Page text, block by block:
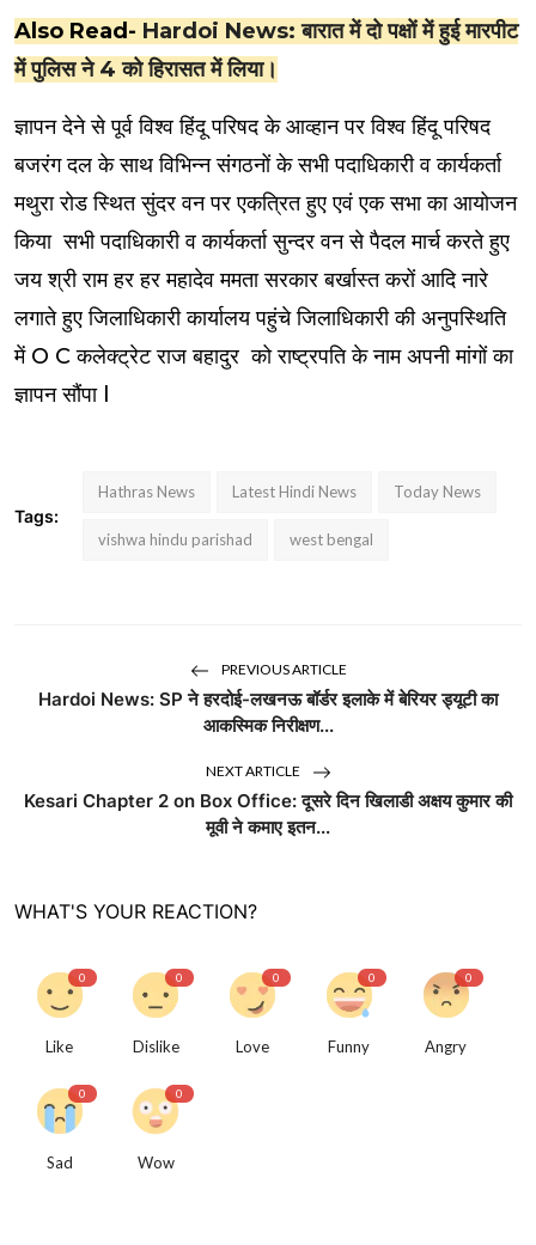
Also Read- Hardoi News: बारात में दो पक्षों में हुई मारपीट
में पुलिस ने 4 को हिरासत में लिया।
ज्ञापन देने से पूर्व विश्व हिंदू परिषद के आव्हान पर विश्व हिंदू परिषद
बजरंग दल के साथ विभिन्न संगठनों के सभी पदाधिकारी व कार्यकर्ता
मथुरा रोड स्थित सुंदर वन पर एकत्रित हुए एवं एक सभा का आयोजन
किया सभी पदाधिकारी व कार्यकर्ता सुन्दर वन से पैदल मार्च करते हुए
जय श्री राम हर हर महादेव ममता सरकार बर्खास्त करों आदि नारे
लगाते हुए जिलाधिकारी कार्यालय पहुंचे जिलाधिकारी की अनुपस्थिति
में O C कलेक्ट्रेट राज बहादुर को राष्ट्रपति के नाम अपनी मांगों का
ज्ञापन सौंपा l
Tags:
Hathras News Latest Hindi News Today News
vishwa hindu parishad west bengal
PREVIOUS ARTICLE
Hardoi News: SP ने हरदोई-लखनऊ बॉर्डर इलाके में बेरियर ड्यूटी का
आकस्मिक निरीक्षण...
NEXT ARTICLE
Kesari Chapter 2 on Box Office: दूसरे दिन खिलाडी अक्षय कुमार की
मूवी ने कमाए इतन...
WHAT'S YOUR REACTION?
0
Like
0
Dislike
0
Love
0
Funny
0
Angry
0
Sad
0
Wow